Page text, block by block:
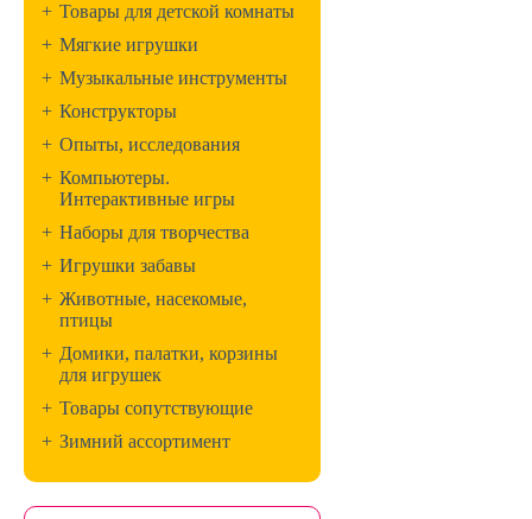
+ Товары для детской комнаты
+ Мягкие игрушки
+ Музыкальные инструменты
+ Конструкторы
+ Опыты, исследования
+ Компьютеры.
Интерактивные игры
+ Наборы для творчества
+ Игрушки забавы
+ Животные, насекомые,
птицы
+ Домики, палатки, корзины
для игрушек
+ Товары сопутствующие
+ Зимний ассортимент